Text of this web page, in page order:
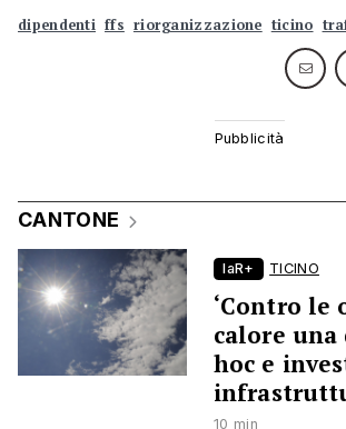
dipendenti ffs riorganizzazione ticino
CANTONE
laR+ TICINO
‘Contro le
calore
hoc e
10 min